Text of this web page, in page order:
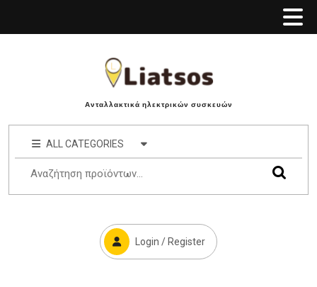
Ανταλλακτικά ηλεκτρικών συσκευών
ALL CATEGORIES
Login / Register